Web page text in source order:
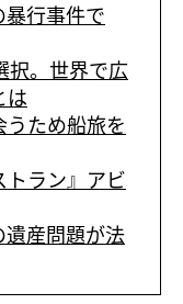
行事件で
択。世界で広
は
ため船旅を
トラン』アビ
産問題が法